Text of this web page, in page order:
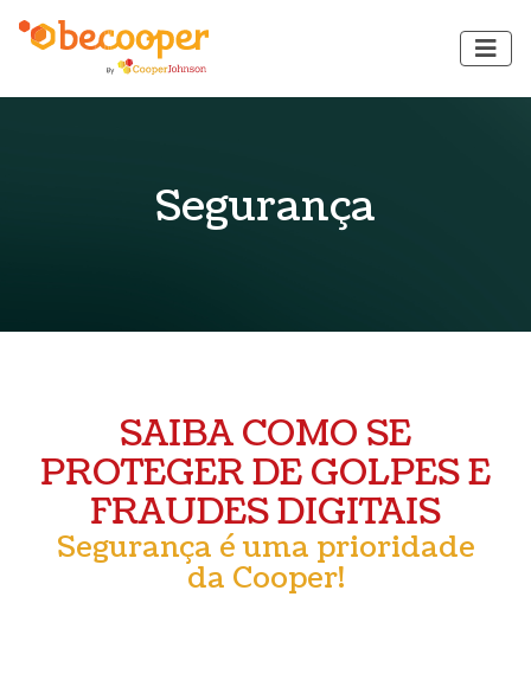
Segurança
SAIBA COMO SE
PROTEGER DE GOLPES E
FRAUDES DIGITAIS
Segurança é uma prioridade
da Cooper!